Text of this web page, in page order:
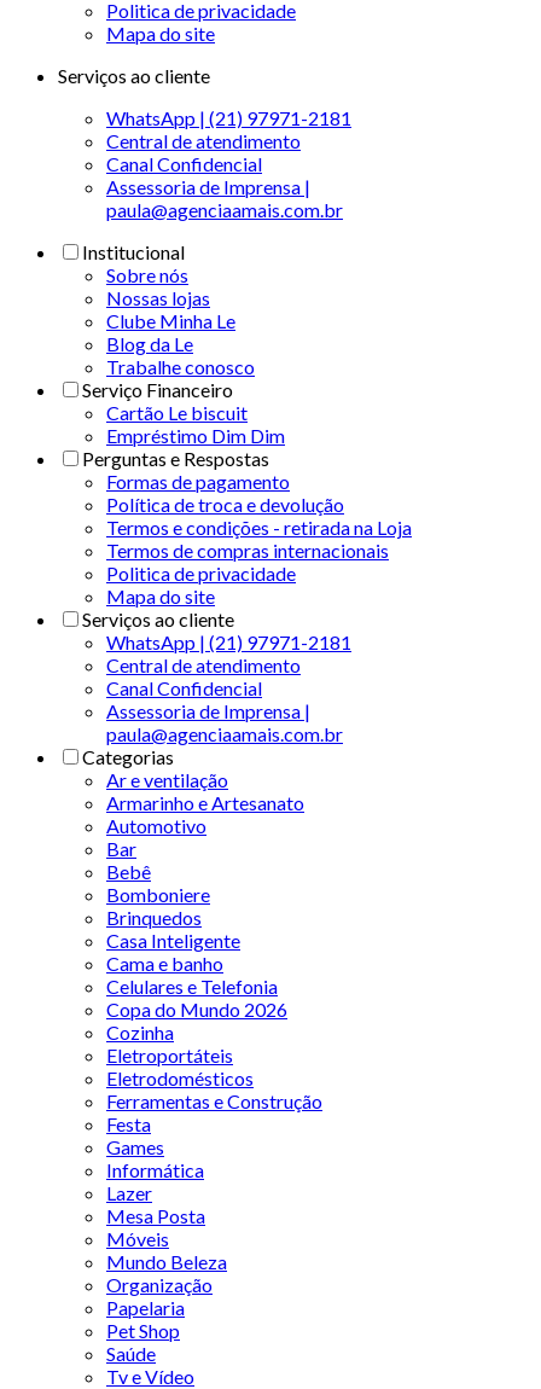
Politica de privacidade
Mapa do site
Serviços ao cliente
WhatsApp | (21) 97971-2181
Central de atendimento
Canal Confidencial
Assessoria de Imprensa |
paula@agenciaamais.com.br
Institucional
Sobre nós
Nossas lojas
Clube Minha Le
Blog da Le
Trabalhe conosco
Serviço Financeiro
Cartão Le biscuit
Empréstimo Dim Dim
Perguntas e Respostas
Formas de pagamento
Política de troca e devolução
Termos e condições - retirada na Loja
Termos de compras internacionais
Politica de privacidade
Mapa do site
Serviços ao cliente
WhatsApp | (21) 97971-2181
Central de atendimento
Canal Confidencial
Assessoria de Imprensa |
paula@agenciaamais.com.br
Categorias
Ar e ventilação
Armarinho e Artesanato
Automotivo
Bar
Bebê
Bomboniere
Brinquedos
Casa Inteligente
Cama e banho
Celulares e Telefonia
Copa do Mundo 2026
Cozinha
Eletroportáteis
Eletrodomésticos
Ferramentas e Construção
Festa
Games
Informática
Lazer
Mesa Posta
Móveis
Mundo Beleza
Organização
Papelaria
Pet Shop
Saúde
Tv e Vídeo